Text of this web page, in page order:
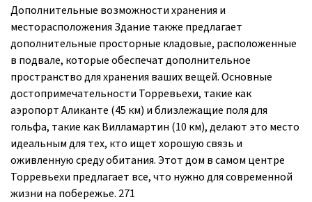
Дополнительные возможности хранения и
месторасположения Здание также предлагает
дополнительные просторные кладовые, расположенные
в подвале, которые обеспечат дополнительное
пространство для хранения ваших вещей. Основные
достопримечательности Торревьехи, такие как
аэропорт Аликанте (45 км) и близлежащие поля для
гольфа, такие как Вилламартин (10 км), делают это место
идеальным для тех, кто ищет хорошую связь и
оживленную среду обитания. Этот дом в самом центре
Торревьехи предлагает все, что нужно для современной
жизни на побережье. 271